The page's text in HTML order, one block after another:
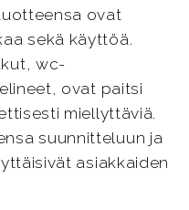
ovat
sekä käyttöä.
wc-
ovat paitsi
miellyttäviä.
suunnitteluun ja
asiakkaiden